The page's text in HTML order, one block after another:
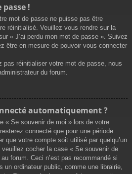
passe !
mot de passe ne puisse pas être
réinitialisé. Veuillez vous rendre sur la
« J’ai perdu mon mot de passe ». Suivez
être en mesure de pouvoir vous connecter
pas réinitialiser votre mot de passe, nous
du forum.
automatiquement ?
« Se souvenir de moi » lors de votre
connecté que pour une période
que votre compte soit utilisé par quelqu’un
veuillez cocher la case « Se souvenir de
forum. Ceci n’est pas recommandé si
un ordinateur public, comme une librairie,